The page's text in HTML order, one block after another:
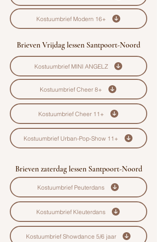
Kostuumbrief Modern 16+
Brieven Vrijdag lessen Santpoort-Noord
Kostuumbrief MINI ANGELZ
Kostuumbrief Cheer 8+
Kostuumbrief Cheer 11+
Kostuumbrief Urban-Pop-Show 11+
Brieven zaterdag lessen Santpoort-Noord
Kostuumbrief Peuterdans
Kostuumbrief Kleuterdans
Kostuumbrief Showdance 5/6 jaar